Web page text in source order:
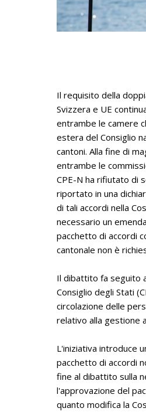
Il requisito della
Svizzera e UE
entrambe le camere
estera del Consiglio
cantoni. Alla fine di
entrambe le
CPE-N ha rifiutato di
riportato in una
di tali accordi nella
necessario un
pacchetto di accordi
cantonale non è
Il dibattito fa seguito
Consiglio degli Stati
circolazione delle
relativo alla gestione
L'iniziativa introduce
pacchetto di accordi
fine al dibattito sulla
l'approvazione del
quanto modifica la